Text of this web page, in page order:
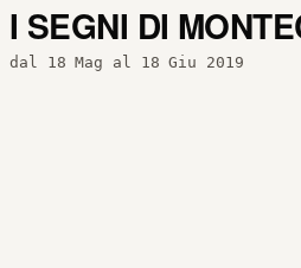
I SEGNI DI
dal 18 Mag al 18 Giu 2019